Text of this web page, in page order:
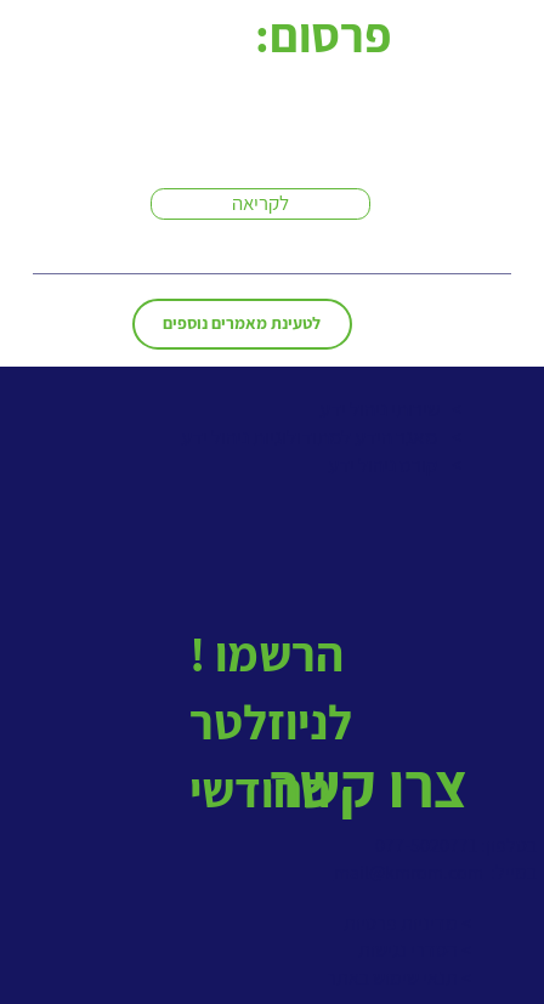
לטעינת מאמרים נוספים
לקריאה
פרסום:
! הרשמו
לניוזלטר
החודשי
צרו קשר